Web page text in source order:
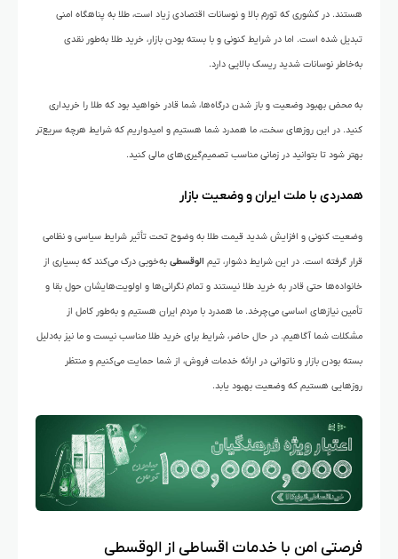
هستند. در کشوری که تورم بالا و نوسانات اقتصادی زیاد است، طلا به پناهگاه امنی
تبدیل شده است. اما در شرایط کنونی و با بسته بودن بازار، خرید طلا به‌طور نقدی
به‌خاطر نوسانات شدید ریسک بالایی دارد.
به محض بهبود وضعیت و باز شدن درگاه‌ها، شما قادر خواهید بود که طلا را خریداری
کنید. در این روزهای سخت، ما همدرد شما هستیم و امیدواریم که شرایط هرچه سریع‌تر
بهتر شود تا بتوانید در زمانی مناسب تصمیم‌گیری‌های مالی کنید.
همدردی با ملت ایران و وضعیت بازار
وضعیت کنونی و افزایش شدید قیمت طلا به وضوح تحت تأثیر شرایط سیاسی و نظامی
قرار گرفته است. در این شرایط دشوار، تیم الوقسطی به‌خوبی درک می‌کند که بسیاری از
خانواده‌ها حتی قادر به خرید طلا نیستند و تمام نگرانی‌ها و اولویت‌هایشان حول بقا و
تأمین نیازهای اساسی می‌چرخد. ما همدرد با مردم ایران هستیم و به‌طور کامل از
مشکلات شما آگاهیم. در حال حاضر، شرایط برای خرید طلا مناسب نیست و ما نیز به‌دلیل
بسته بودن بازار و ناتوانی در ارائه خدمات فروش، از شما حمایت می‌کنیم و منتظر
روزهایی هستیم که وضعیت بهبود یابد.
فرصتی امن با خدمات اقساطی از الوقسطی